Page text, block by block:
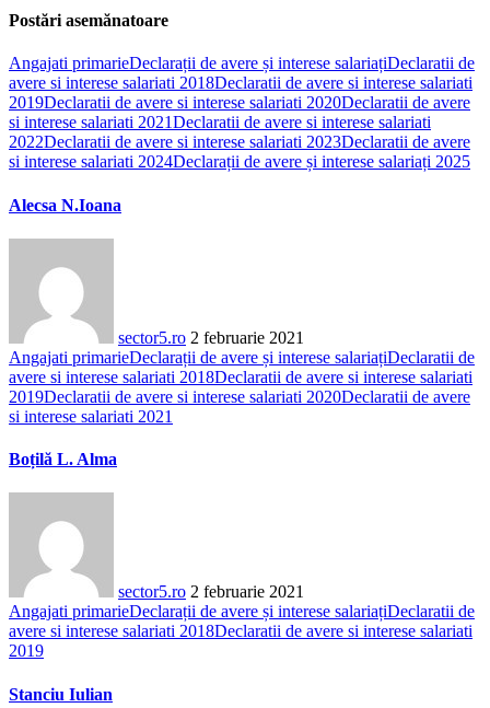
Postări asemănatoare
Angajati primarieDeclarații de avere și interese salariațiDeclaratii de
avere si interese salariati 2018Declaratii de avere si interese salariati
2019Declaratii de avere si interese salariati 2020Declaratii de avere
si interese salariati 2021Declaratii de avere si interese salariati
2022Declaratii de avere si interese salariati 2023Declaratii de avere
si interese salariati 2024Declarații de avere și interese salariați 2025
Alecsa N.Ioana
sector5.ro 2 februarie 2021
Angajati primarieDeclarații de avere și interese salariațiDeclaratii de
avere si interese salariati 2018Declaratii de avere si interese salariati
2019Declaratii de avere si interese salariati 2020Declaratii de avere
si interese salariati 2021
Boțilă L. Alma
sector5.ro 2 februarie 2021
Angajati primarieDeclarații de avere și interese salariațiDeclaratii de
avere si interese salariati 2018Declaratii de avere si interese salariati
2019
Stanciu Iulian